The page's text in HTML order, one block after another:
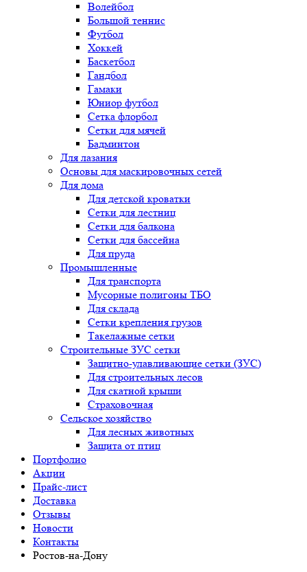
Волейбол
Большой теннис
Футбол
Хоккей
Баскетбол
Гандбол
Гамаки
Юниор футбол
Сетка флорбол
Сетки для мячей
Бадминтон
Для лазания
Основы для маскировочных сетей
Для дома
Для детской кроватки
Сетки для лестниц
Сетки для балкона
Сетки для бассейна
Для пруда
Промышленные
Для транспорта
Мусорные полигоны ТБО
Для склада
Сетки крепления грузов
Такелажные сетки
Строительные ЗУС сетки
Защитно-улавливающие сетки (ЗУС)
Для строительных лесов
Для скатной крыши
Страховочная
Сельское хозяйство
Для лесных животных
Защита от птиц
Портфолио
Акции
Прайс-лист
Доставка
Отзывы
Новости
Контакты
Ростов-на-Дону